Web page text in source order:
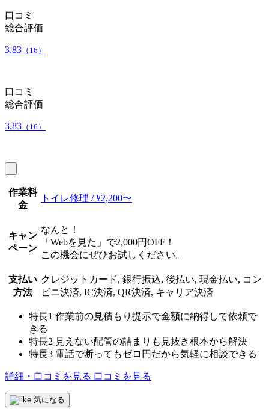
口コミ
総合評価
3.83 （16）
口コミ
総合評価
3.83 （16）
作業料
金
トイレ修理 / ¥2,200〜
キャン
ペーン
なんと！
「Webを見た」で2,000円OFF！
この機会にぜひお試しください。
支払い
方法
クレジットカード, 銀行振込, 後払い, 現金払い, コン
ビニ決済, IC決済, QR決済, キャリア決済
特長1 作業前の見積もり提示で金額に納得して依頼で
きる
特長2 見えない配管の詰まりも見抜き根本から解決
特長3 電話で断ってもゼロ円だから気軽に相談できる
詳細・口コミを見る 口コミを見る
気になる